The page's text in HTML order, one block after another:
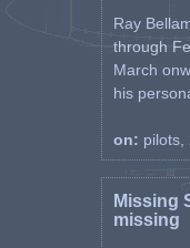
Ray
through
March
his
on: pilots,
Missing
missing